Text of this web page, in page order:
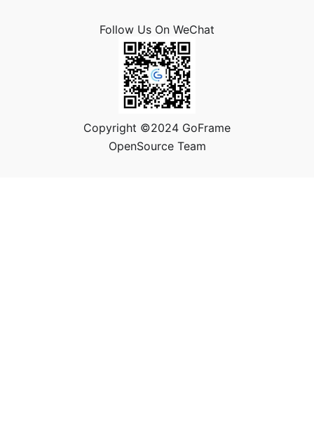
Follow Us On WeChat
Copyright ©2024 GoFrame
OpenSource Team